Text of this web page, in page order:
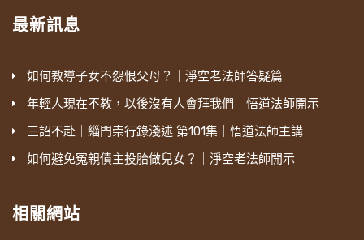
最新訊息
如何教導子女不怨恨父母？｜淨空老法師答疑篇
年輕人現在不教，以後沒有人會拜我們｜悟道法師開示
三詔不赴｜緇門崇行錄淺述 第101集｜悟道法師主講
如何避免冤親債主投胎做兒女？｜淨空老法師開示
相關網站